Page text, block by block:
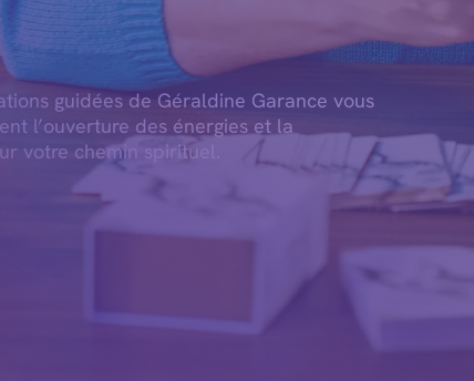
guidées de Géraldine Garance vous
l’ouverture des énergies et la
votre chemin spirituel.